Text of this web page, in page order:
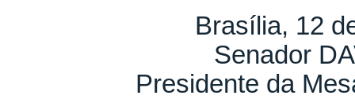
Brasília, 12
Senador
Presidente da